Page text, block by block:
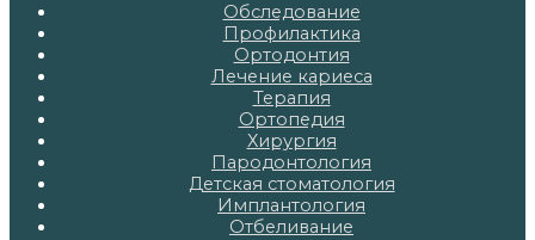
Обследование
Профилактика
Ортодонтия
Лечение кариеса
Терапия
Ортопедия
Хирургия
Пародонтология
Детская стоматология
Имплантология
Отбеливание